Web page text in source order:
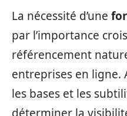
La nécessité d’une
par l’importance
référencement
entreprises en ligne.
les bases et les
déterminer la